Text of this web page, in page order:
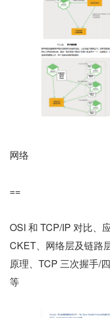
网络
==
OSI 和 TCP/IP 对比、
CKET、网络层及链路
原理、TCP 三次握手/
等